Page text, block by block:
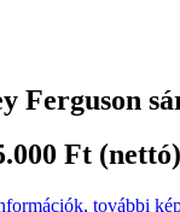
Ferguson
Ft (nettó)
további